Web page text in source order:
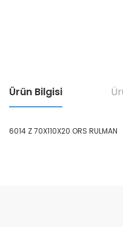
Ürün Bilgisi
6014 Z 70X110X20 ORS RULMAN
Ürün resmi kalitesiz,